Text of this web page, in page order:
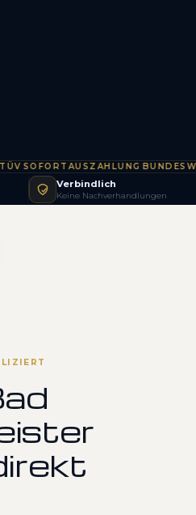
BUNDESWEITE
Verbindlich
Keine Nachverhandlungen